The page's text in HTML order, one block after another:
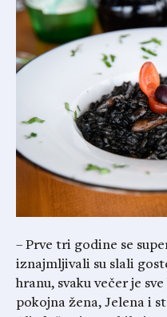
– Prve tri godine se
iznajmljivali su slali
hranu, svaku večer je
pokojna žena, Jelena i